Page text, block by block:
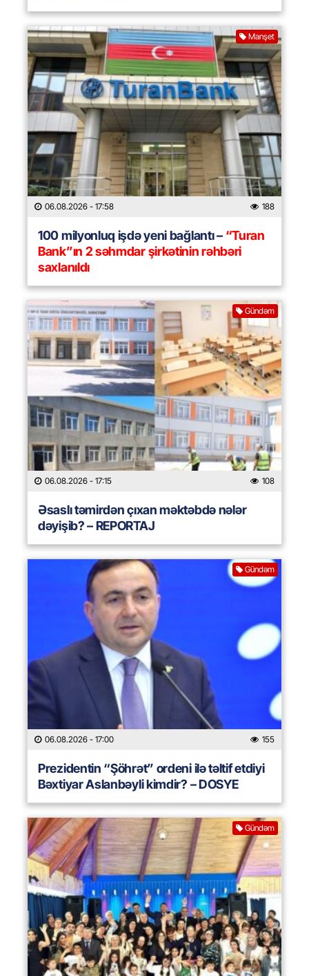
Manşet
06.08.2026 - 17:58 188
100 milyonluq işdə yeni bağlantı –“Turan
Bank”ın 2 səhmdar şirkətinin rəhbəri
saxlanıldı
Gündəm
06.08.2026 - 17:15 108
Əsaslı təmirdən çıxan məktəbdə nələr
dəyişib? – REPORTAJ
Gündəm
06.08.2026 - 17:00 155
Prezidentin “Şöhrət” ordeni ilə təltif etdiyi
Bəxtiyar Aslanbəyli kimdir? – DOSYE
Gündəm